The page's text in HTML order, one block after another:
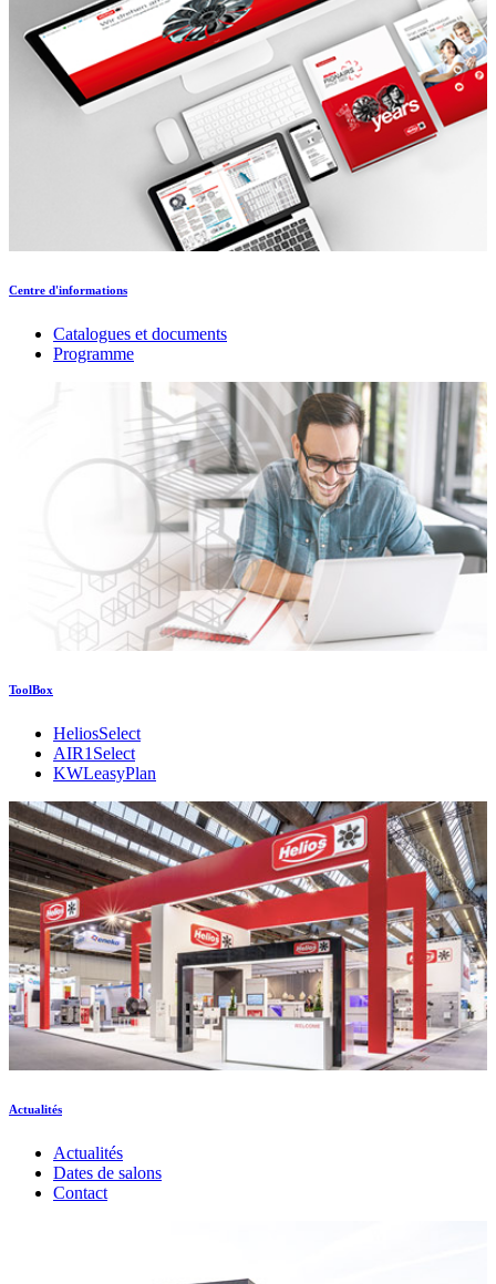
Centre d'informations
Catalogues et documents
Programme
ToolBox
HeliosSelect
AIR1Select
KWLeasyPlan
Actualités
Actualités
Dates de salons
Contact